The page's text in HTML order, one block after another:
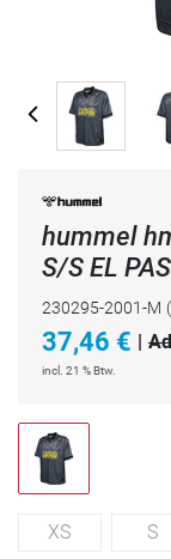
hummel
S/S EL
230295-2001-M
37,46 € |
incl. 21 % Btw.
XS S